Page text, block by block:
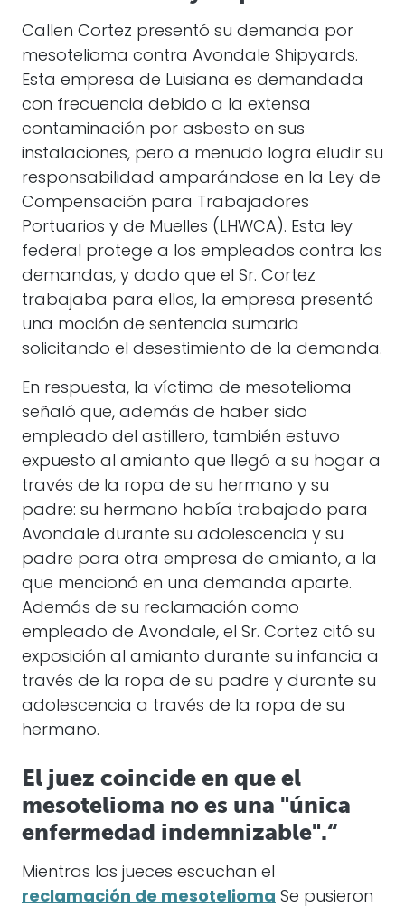
Callen Cortez presentó su demanda por
mesotelioma contra Avondale Shipyards.
Esta empresa de Luisiana es demandada
con frecuencia debido a la extensa
contaminación por asbesto en sus
instalaciones, pero a menudo logra eludir su
responsabilidad amparándose en la Ley de
Compensación para Trabajadores
Portuarios y de Muelles (LHWCA). Esta ley
federal protege a los empleados contra las
demandas, y dado que el Sr. Cortez
trabajaba para ellos, la empresa presentó
una moción de sentencia sumaria
solicitando el desestimiento de la demanda.
En respuesta, la víctima de mesotelioma
señaló que, además de haber sido
empleado del astillero, también estuvo
expuesto al amianto que llegó a su hogar a
través de la ropa de su hermano y su
padre: su hermano había trabajado para
Avondale durante su adolescencia y su
padre para otra empresa de amianto, a la
que mencionó en una demanda aparte.
Además de su reclamación como
empleado de Avondale, el Sr. Cortez citó su
exposición al amianto durante su infancia a
través de la ropa de su padre y durante su
adolescencia a través de la ropa de su
hermano.
El juez coincide en que el
mesotelioma no es una "única
enfermedad indemnizable".“
Mientras los jueces escuchan el
reclamación de mesotelioma Se pusieron